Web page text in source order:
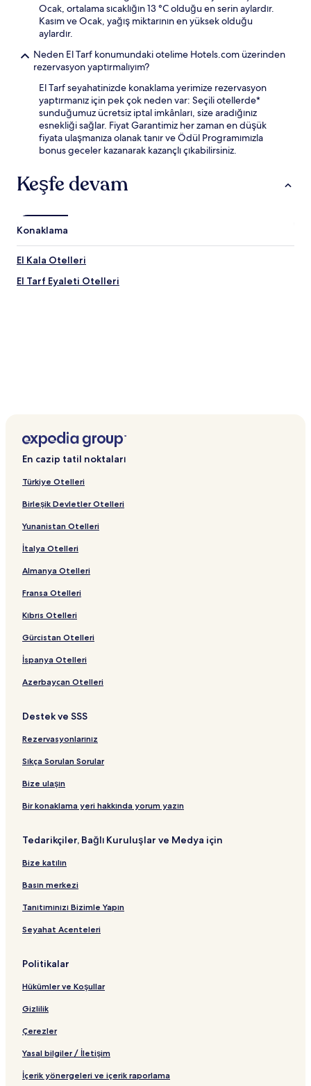
Ocak, ortalama sıcaklığın 13 °C olduğu en serin aylardır.
Kasım ve Ocak, yağış miktarının en yüksek olduğu
aylardır.
Neden El Tarf konumundaki otelime Hotels.com üzerinden
rezervasyon yaptırmalıyım?
El Tarf seyahatinizde konaklama yerimize rezervasyon
yaptırmanız için pek çok neden var: Seçili otellerde*
sunduğumuz ücretsiz iptal imkânları, size aradığınız
esnekliği sağlar. Fiyat Garantimiz her zaman en düşük
fiyata ulaşmanıza olanak tanır ve Ödül Programımızla
bonus geceler kazanarak kazançlı çıkabilirsiniz.
Keşfe devam
Konaklama
El Kala Otelleri
El Tarf Eyaleti Otelleri
En cazip tatil noktaları
Türkiye Otelleri
Birleşik Devletler Otelleri
Yunanistan Otelleri
İtalya Otelleri
Almanya Otelleri
Fransa Otelleri
Kıbrıs Otelleri
Gürcistan Otelleri
İspanya Otelleri
Azerbaycan Otelleri
Destek ve SSS
Rezervasyonlarınız
Sıkça Sorulan Sorular
Bize ulaşın
Bir konaklama yeri hakkında yorum yazın
Tedarikçiler, Bağlı Kuruluşlar ve Medya için
Bize katılın
Basın merkezi
Tanıtımınızı Bizimle Yapın
Seyahat Acenteleri
Politikalar
Hükümler ve Koşullar
Gizlilik
Çerezler
Yasal bilgiler / İletişim
İçerik yönergeleri ve içerik raporlama